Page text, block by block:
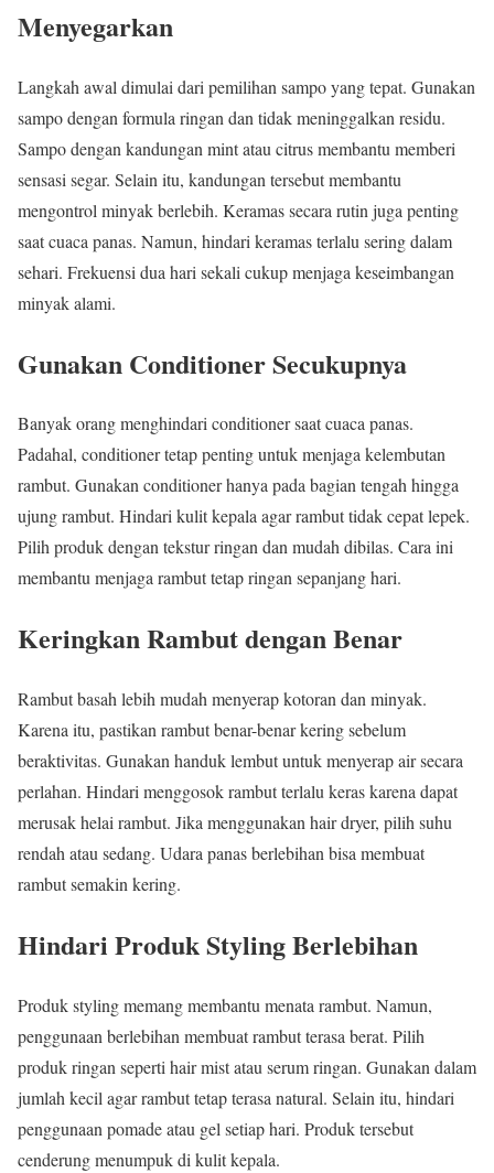
Menyegarkan
Langkah awal dimulai dari pemilihan sampo yang tepat. Gunakan
sampo dengan formula ringan dan tidak meninggalkan residu.
Sampo dengan kandungan mint atau citrus membantu memberi
sensasi segar. Selain itu, kandungan tersebut membantu
mengontrol minyak berlebih. Keramas secara rutin juga penting
saat cuaca panas. Namun, hindari keramas terlalu sering dalam
sehari. Frekuensi dua hari sekali cukup menjaga keseimbangan
minyak alami.
Gunakan Conditioner Secukupnya
Banyak orang menghindari conditioner saat cuaca panas.
Padahal, conditioner tetap penting untuk menjaga kelembutan
rambut. Gunakan conditioner hanya pada bagian tengah hingga
ujung rambut. Hindari kulit kepala agar rambut tidak cepat lepek.
Pilih produk dengan tekstur ringan dan mudah dibilas. Cara ini
membantu menjaga rambut tetap ringan sepanjang hari.
Keringkan Rambut dengan Benar
Rambut basah lebih mudah menyerap kotoran dan minyak.
Karena itu, pastikan rambut benar-benar kering sebelum
beraktivitas. Gunakan handuk lembut untuk menyerap air secara
perlahan. Hindari menggosok rambut terlalu keras karena dapat
merusak helai rambut. Jika menggunakan hair dryer, pilih suhu
rendah atau sedang. Udara panas berlebihan bisa membuat
rambut semakin kering.
Hindari Produk Styling Berlebihan
Produk styling memang membantu menata rambut. Namun,
penggunaan berlebihan membuat rambut terasa berat. Pilih
produk ringan seperti hair mist atau serum ringan. Gunakan dalam
jumlah kecil agar rambut tetap terasa natural. Selain itu, hindari
penggunaan pomade atau gel setiap hari. Produk tersebut
cenderung menumpuk di kulit kepala.